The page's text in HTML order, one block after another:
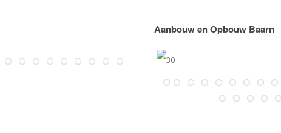
Aanbouw en Opbouw Baarn